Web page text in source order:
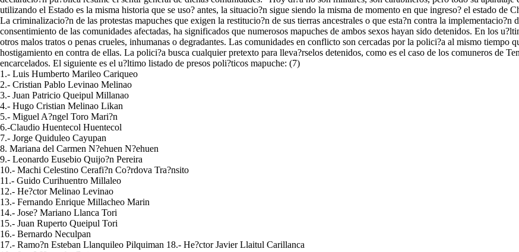
utilizando el Estado es la misma historia que se uso? antes, la situacio?n sigue siendo la misma de momento en que ingreso? el estado de
La criminalizacio?n de las protestas mapuches que exigen la restitucio?n de sus tierras ancestrales o que esta?n contra la
consentimiento de las comunidades afectadas, ha significados que numerosos mapuches de ambos sexos hayan sido detenidos. En los
otros malos tratos o penas crueles, inhumanas o degradantes. Las comunidades en conflicto son cercadas por la polici?a al mismo tiempo
hostigamiento en contra de ellas. La polici?a busca cualquier pretexto para lleva?rselos detenidos, como es el caso de los comuneros de
encarcelados. El siguiente es el u?ltimo listado de presos poli?ticos mapuche: (7)
1.- Luis Humberto Marileo Cariqueo
2.- Cristian Pablo Levinao Melinao
3.- Juan Patricio Queipul Millanao
4.- Hugo Cristian Melinao Likan
5.- Miguel A?ngel Toro Mari?n
6.-Claudio Huentecol Huentecol
7.- Jorge Quiduleo Cayupan
8. Mariana del Carmen N?ehuen N?ehuen
9.- Leonardo Eusebio Quijo?n Pereira
10.- Machi Celestino Cerafi?n Co?rdova Tra?nsito
11.- Guido Curihuentro Millaleo
12.- He?ctor Melinao Levinao
13.- Fernando Enrique Millacheo Marin
14.- Jose? Mariano Llanca Tori
15.- Juan Ruperto Queipul Tori
16.- Bernardo Neculpan
17.- Ramo?n Esteban Llanquileo Pilquiman 18.- He?ctor Javier Llaitul Carillanca